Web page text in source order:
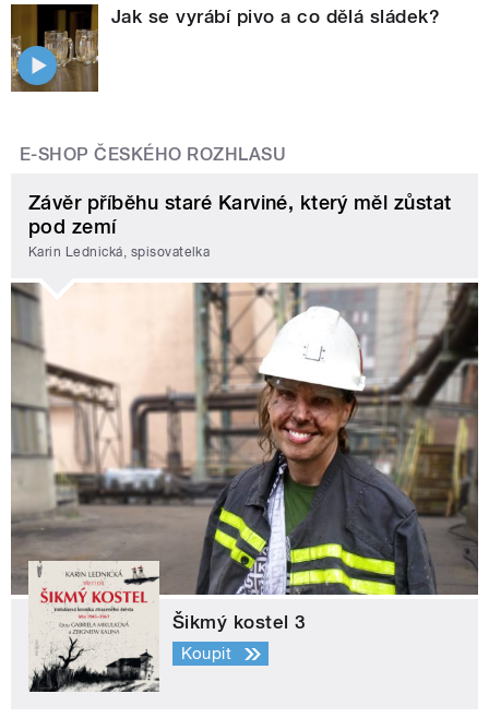
Jak se vyrábí pivo a co dělá sládek?
E-SHOP ČESKÉHO ROZHLASU
Závěr příběhu staré Karviné, který měl zůstat
pod zemí
Karin Lednická, spisovatelka
Šikmý kostel 3
Koupit